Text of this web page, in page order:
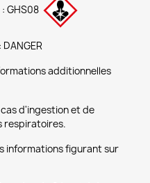
GHS08
additionnelles
d'ingestion et de
respiratoires.
informations figurant sur